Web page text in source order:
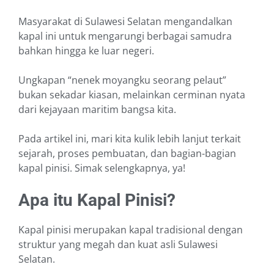
Masyarakat di Sulawesi Selatan mengandalkan
kapal ini untuk mengarungi berbagai samudra
bahkan hingga ke luar negeri.
Ungkapan “nenek moyangku seorang pelaut”
bukan sekadar kiasan, melainkan cerminan nyata
dari kejayaan maritim bangsa kita.
Pada artikel ini, mari kita kulik lebih lanjut terkait
sejarah, proses pembuatan, dan bagian-bagian
kapal pinisi. Simak selengkapnya, ya!
Apa itu Kapal Pinisi?
Kapal pinisi merupakan kapal tradisional dengan
struktur yang megah dan kuat asli Sulawesi
Selatan.